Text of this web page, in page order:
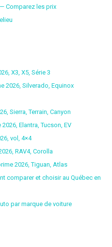
Comparez les prix
X3, X5, Série 3
2026, Silverado, Equinox
Sierra, Terrain, Canyon
Elantra, Tucson, EV
vol, 4×4
RAV4, Corolla
2026, Tiguan, Atlas
comparer et choisir au Québec en
par marque de voiture